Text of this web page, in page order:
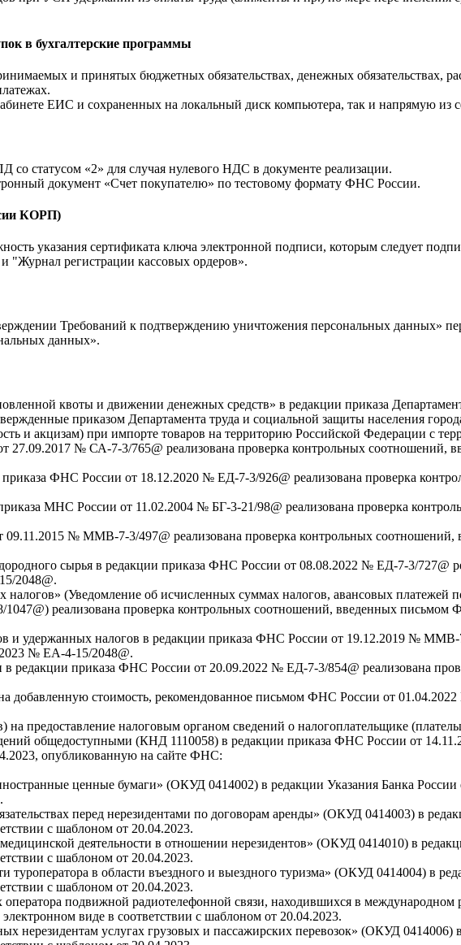
в бухгалтерские программы
и принятых бюджетных обязательствах, денежных обязательствах,
ЕИС и сохраненных на локальный диск компьютера, так и напрямую из
статусом «2» для случая нулевого НДС в документе реализации.
документ «Счет покупателю» по тестовому формату ФНС России.
КОРП)
указания сертификата ключа электронной подписи, которым следует
"Журнал регистрации кассовых ордеров».
Требований к подтверждению уничтожения персональных данных»
данных».
квоты и движении денежных средств» в редакции приказа
приказом Департамента труда и социальной защиты населения
и акцизам) при импорте товаров на территорию Российской Федерации с
27.09.2017 № СА-7-3/765@ реализована проверка контрольных
приказа ФНС России от 18.12.2020 № ЕД-7-3/926@ реализована проверка
МНС России от 11.02.2004 № БГ-3-21/98@ реализована проверка
09.11.2015 № ММВ-7-3/497@ реализована проверка контрольных
сырья в редакции приказа ФНС России от 08.08.2022 № ЕД-7-3/727@
2048@.
(Уведомление об исчисленных суммах налогов, авансовых платежей
реализована проверка контрольных соотношений, введенных
и удержанных налогов в редакции приказа ФНС России от 19.12.2019 № ММВ-
№ ЕА-4-15/2048@.
редакции приказа ФНС России от 20.09.2022 № ЕД-7-3/854@ реализована
добавленную стоимость, рекомендованное письмом ФНС России от
предоставление налоговым органом сведений о налогоплательщике
общедоступными (КНД 1110058) в редакции приказа ФНС России от
опубликованную на сайте ФНС:
ценные бумаги» (ОКУД 0414002) в редакции Указания Банка России
перед нерезидентами по договорам аренды» (ОКУД 0414003) в
с шаблоном от 20.04.2023.
деятельности в отношении нерезидентов» (ОКУД 0414010) в
с шаблоном от 20.04.2023.
в области въездного и выездного туризма» (ОКУД 0414004) в
с шаблоном от 20.04.2023.
подвижной радиотелефонной связи, находившихся в международном
виде в соответствии с шаблоном от 20.04.2023.
услугах грузовых и пассажирских перевозок» (ОКУД 0414006)